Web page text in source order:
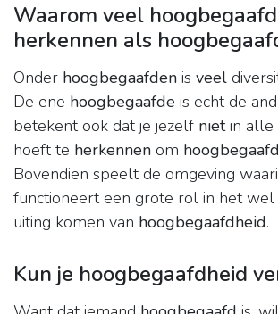
Waarom veel
herkennen als
Onder hoogbegaafden is veel
De ene hoogbegaafde is echt de
betekent ook dat je jezelf nietin alle
hoeft te herkennen om hoogbegaafd
Bovendien speelt de omgeving
functioneert een grote rol in het
uiting komen van hoogbegaafdheid.
Kun je hoogbegaafdheid